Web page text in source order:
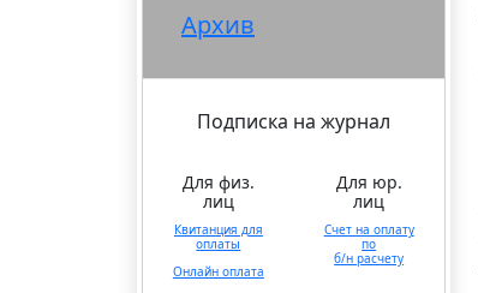
Архив
Подписка на журнал
Для физ.
лиц
Квитанция для
оплаты
Онлайн оплата
Для юр.
лиц
Счет на оплату
по
б/н расчету